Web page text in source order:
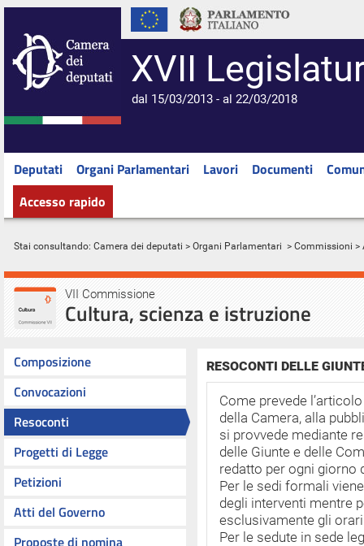
XVII
dal 15/03/2013 - al 22/03/2018
Deputati Organi Parlamentari Lavori Documenti
Accesso rapido
Stai consultando: Camera dei deputati > Organi Parlamentari > Commissioni >
VII Commissione
Cultura, scienza e istruzione
Composizione
Convocazioni
Resoconti
Progetti di Legge
Petizioni
Atti del Governo
Proposte di nomina
RESOCONTI DELLE
Come prevede
della Camera, alla
si provvede mediante
delle Giunte e delle
redatto per ogni giorno
Per le sedi formali
degli interventi mentre
esclusivamente gli
Per le sedute in sede